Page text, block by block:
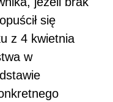
się
z 4 kwietnia
w